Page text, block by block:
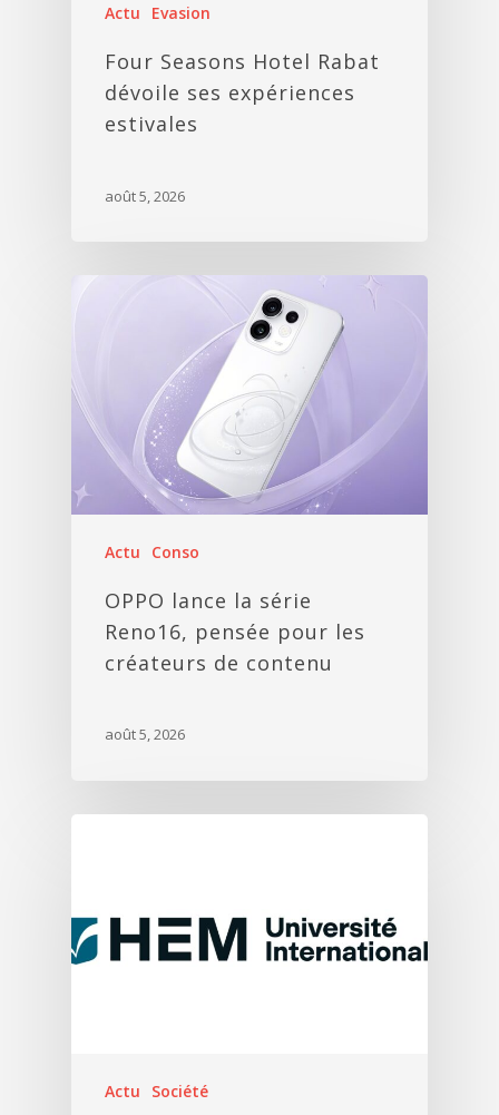
Actu Evasion
Four Seasons Hotel Rabat
dévoile ses expériences
estivales
août 5, 2026
Actu Conso
OPPO lance la série
Reno16, pensée pour les
créateurs de contenu
août 5, 2026
Actu Société